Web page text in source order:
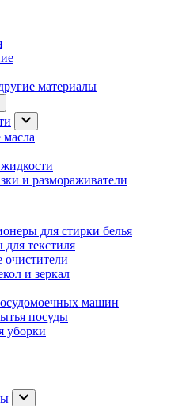
материалы
и размораживатели
для стирки белья
текстиля
очистители
и зеркал
машин
посуды
уборки